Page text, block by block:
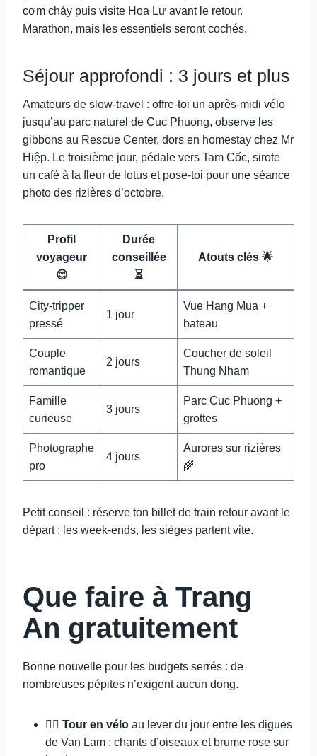
cơm cháy puis visite Hoa Lư avant le retour.
Marathon, mais les essentiels seront cochés.
Séjour approfondi : 3 jours et plus
Amateurs de slow-travel : offre-toi un après-midi vélo
jusqu’au parc naturel de Cuc Phuong, observe les
gibbons au Rescue Center, dors en homestay chez Mr
Hiệp. Le troisième jour, pédale vers Tam Cốc, sirote
un café à la fleur de lotus et pose-toi pour une séance
photo des rizières d’octobre.
Profil
voyageur
😊
Durée
conseillée
⏳
Atouts clés 🌟
City-tripper
pressé
1 jour
Vue Hang Mua +
bateau
Couple
romantique
2 jours
Coucher de soleil
Thung Nham
Famille
curieuse
3 jours
Parc Cuc Phuong +
grottes
Photographe
pro
4 jours
Aurores sur rizières
🌾
Petit conseil : réserve ton billet de train retour avant le
départ ; les week-ends, les sièges partent vite.
Que faire à Trang
An gratuitement
Bonne nouvelle pour les budgets serrés : de
nombreuses pépites n’exigent aucun dong.
🚴‍♂️ Tour en vélo au lever du jour entre les digues
de Van Lam : chants d’oiseaux et brume rose sur